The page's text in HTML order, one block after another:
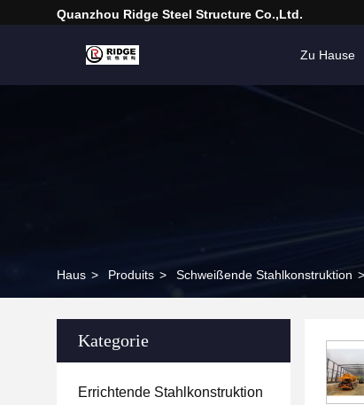
Quanzhou Ridge Steel Structure Co.,Ltd.
Zu Hause
Haus > Produits > Schweißende Stahlkonstruktion >
Kategorie
Errichtende Stahlkonstruktion